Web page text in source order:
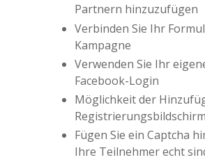
Partnern hinzuzufügen
Verbinden Sie Ihr
Kampagne
Verwenden Sie Ihr
Facebook-Login
Möglichkeit der
Fügen Sie ein Captcha
Ihre Teilnehmer echt